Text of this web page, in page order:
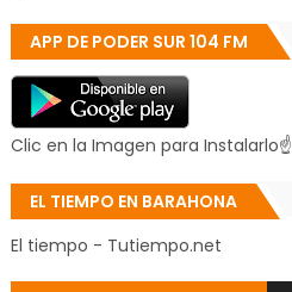
APP DE PODER SUR 104 FM
Clic en la Imagen para Instalarlo☝
EL TIEMPO EN BARAHONA
El tiempo - Tutiempo.net